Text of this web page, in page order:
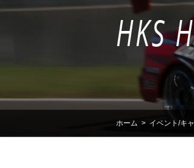
HKS
ホーム > イベント/キ